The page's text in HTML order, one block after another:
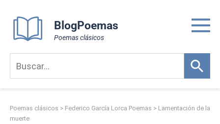
content
BlogPoemas
Poemas clásicos
Poemas clásicos > Federico García Lorca Poemas > Lamentación de la
muerte